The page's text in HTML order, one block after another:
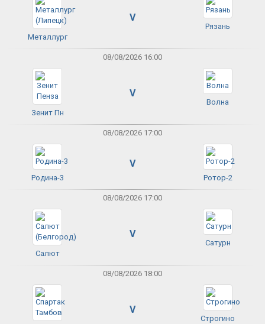
Металлург
V
Рязань
08/08/2026 16:00
Зенит Пн
V
Волна
08/08/2026 17:00
Родина-3
V
Ротор-2
08/08/2026 17:00
Салют
V
Сатурн
08/08/2026 18:00
V
Строгино